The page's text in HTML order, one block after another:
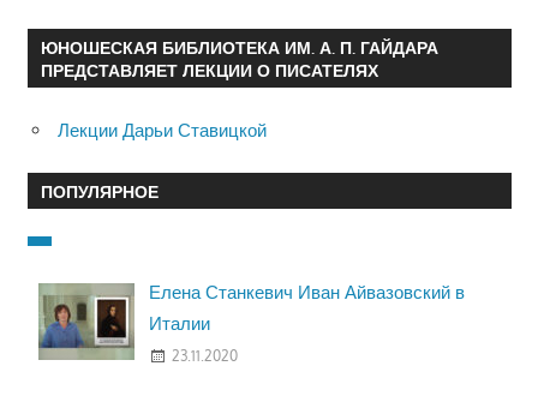
ЮНОШЕСКАЯ БИБЛИОТЕКА ИМ. А. П. ГАЙДАРА
ПРЕДСТАВЛЯЕТ ЛЕКЦИИ О ПИСАТЕЛЯХ
Лекции Дарьи Ставицкой
ПОПУЛЯРНОЕ
Елена Станкевич Иван Айвазовский в
Италии
23.11.2020